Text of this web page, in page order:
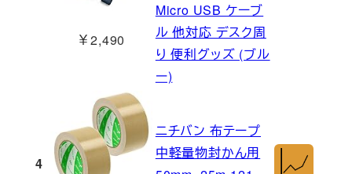
￥2,490
Micro USB ケーブ
ル 他対応 デスク周
り 便利グッズ (ブル
ー)
4
ニチバン 布テープ
中軽量物封かん用